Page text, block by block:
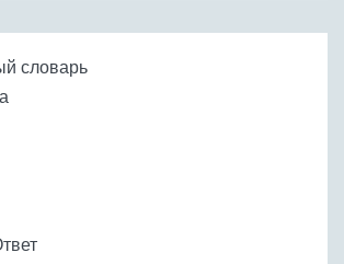
словарь